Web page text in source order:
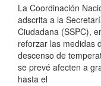
La Coordinación
adscrita a la
Ciudadana (SSPC),
reforzar las medidas
descenso de
se prevé afecten a
hasta el